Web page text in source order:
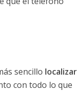
sencillo localizar
con todo lo que